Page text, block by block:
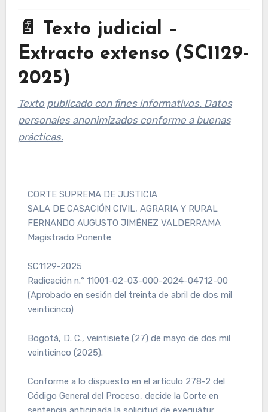
📄 Texto judicial –
Extracto extenso (SC1129-
2025)
Texto publicado con fines informativos. Datos
personales anonimizados conforme a buenas
prácticas.